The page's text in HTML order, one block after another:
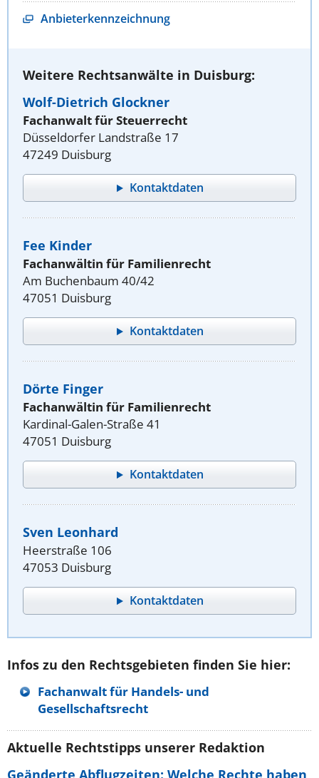
Anbieterkennzeichnung
Weitere Rechtsanwälte in Duisburg:
Wolf-Dietrich Glockner
Fachanwalt für Steuerrecht
Düsseldorfer Landstraße 17
47249 Duisburg
Kontaktdaten
Fee Kinder
Fachanwältin für Familienrecht
Am Buchenbaum 40/42
47051 Duisburg
Kontaktdaten
Dörte Finger
Fachanwältin für Familienrecht
Kardinal-Galen-Straße 41
47051 Duisburg
Kontaktdaten
Sven Leonhard
Heerstraße 106
47053 Duisburg
Kontaktdaten
Infos zu den Rechtsgebieten finden Sie hier:
Fachanwalt für Handels- und
Gesellschaftsrecht
Aktuelle Rechtstipps unserer Redaktion
Geänderte Abflugzeiten: Welche Rechte haben